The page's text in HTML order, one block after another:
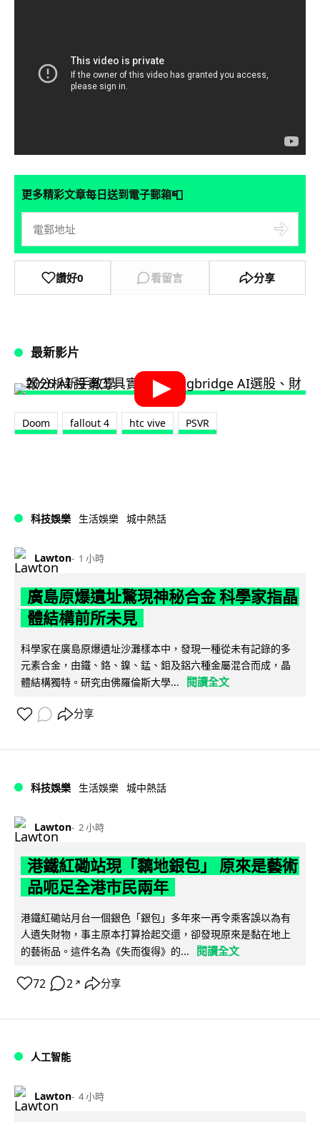
更多精彩文章每日送到電子郵箱📮
讚好0 看留言 分享
最新影片
Doom fallout 4 htc vive PSVR
科技娛樂 生活娛樂 城中熱話
Lawton 1 小時
廣島原爆遺址驚現神秘合金 科學家指晶
體結構前所未見
科學家在廣島原爆遺址沙灘樣本中，發現一種從未有記錄的多
元素合金，由鐵、鉻、鎳、錳、鉬及鋁六種金屬混合而成，晶
體結構獨特。研究由佛羅倫斯大學...
閱讀全文
分享
科技娛樂 生活娛樂 城中熱話
Lawton 2 小時
港鐵紅磡站現「黐地銀包」 原來是藝術
品呃足全港市民兩年
港鐵紅磡站月台一個銀色「銀包」多年來一再令乘客誤以為有
人遺失財物，事主原本打算拾起交還，卻發現原來是黏在地上
的藝術品。這件名為《失而復得》的...
閱讀全文
72 2 ↗ 分享
人工智能
Lawton 4 小時